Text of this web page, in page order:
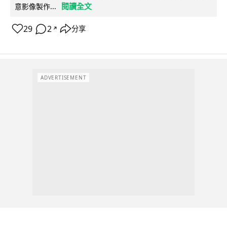
意影像製作...
閱讀全文
29 2 ↗ 分享
ADVERTISEMENT